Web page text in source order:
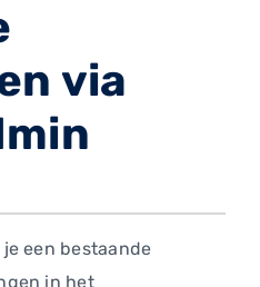
via
een bestaande
in het